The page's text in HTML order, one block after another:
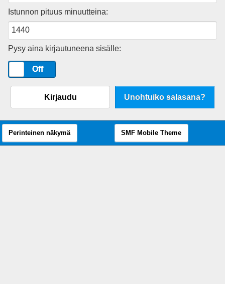
Istunnon pituus minuutteina:
Pysy aina kirjautuneena sisälle:
Off
Kirjaudu Unohtuiko salasana?
Perinteinen näkymä SMF Mobile Theme